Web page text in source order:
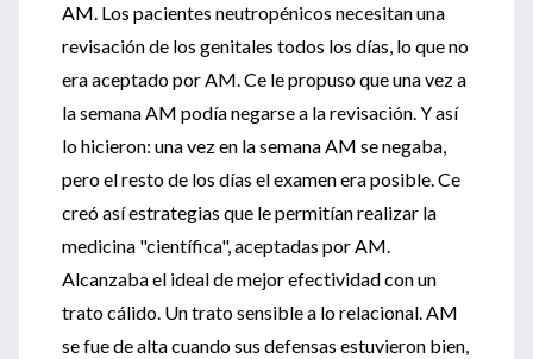
AM. Los pacientes neutropénicos necesitan una
revisación de los genitales todos los días, lo que no
era aceptado por AM. Ce le propuso que una vez a
la semana AM podía negarse a la revisación. Y así
lo hicieron: una vez en la semana AM se negaba,
pero el resto de los días el examen era posible. Ce
creó así estrategias que le permitían realizar la
medicina "científica", aceptadas por AM.
Alcanzaba el ideal de mejor efectividad con un
trato cálido. Un trato sensible a lo relacional. AM
se fue de alta cuando sus defensas estuvieron bien,